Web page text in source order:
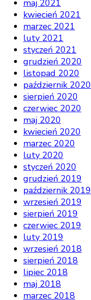
maj 2021
kwiecień 2021
marzec 2021
luty 2021
styczeń 2021
grudzień 2020
listopad 2020
październik 2020
sierpień 2020
czerwiec 2020
maj 2020
kwiecień 2020
marzec 2020
luty 2020
styczeń 2020
grudzień 2019
październik 2019
wrzesień 2019
sierpień 2019
czerwiec 2019
luty 2019
wrzesień 2018
sierpień 2018
lipiec 2018
maj 2018
marzec 2018